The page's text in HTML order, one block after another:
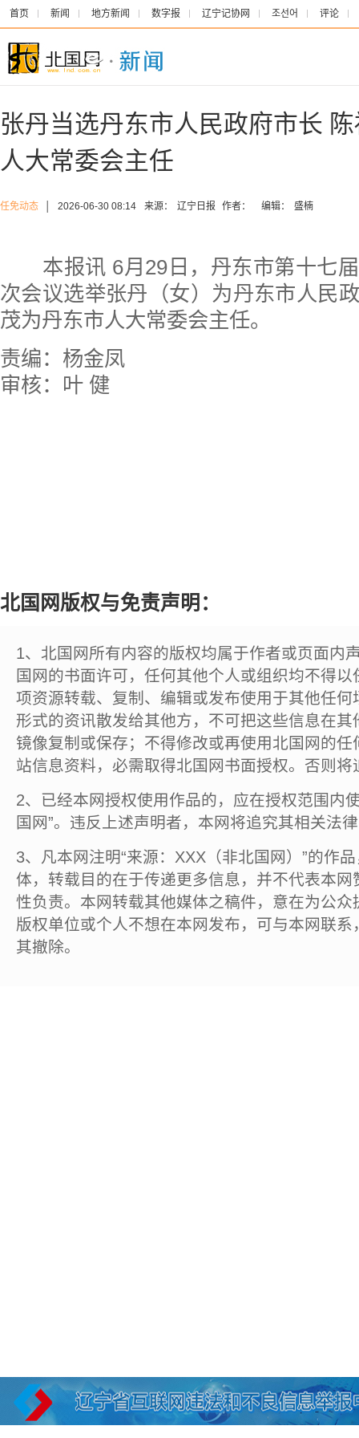
首页 新闻 地方新闻 数字报 辽宁记协网 조선어 评论
张丹当选丹东市人民政府市长
人大常委会主任
任免动态 2026-06-30 08:14 来源： 辽宁日报 作者： 编辑： 盛楠
本报讯 6月29日，丹东市第十七
次会议选举张丹（女）为丹东市人民
茂为丹东市人大常委会主任。
责编：杨金凤
审核：叶 健
北国网版权与免责声明：
1、北国网所有内容的版权均属于作者或页面内
国网的书面许可，任何其他个人或组织均不得
项资源转载、复制、编辑或发布使用于其他任
形式的资讯散发给其他方，不可把这些信息在
镜像复制或保存；不得修改或再使用北国网的
站信息资料，必需取得北国网书面授权。否则将
2、已经本网授权使用作品的，应在授权范围内
国网”。违反上述声明者，本网将追究其相关法
3、凡本网注明“来源：XXX（非北国网）”的作
体，转载目的在于传递更多信息，并不代表本
性负责。本网转载其他媒体之稿件，意在为公
版权单位或个人不想在本网发布，可与本网联
其撤除。